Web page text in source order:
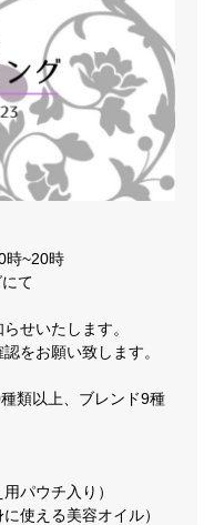
時~20時
て
せいたします。
をお願い致します。
類以上、ブレンド9種
パウチ入り）
使える美容オイル）